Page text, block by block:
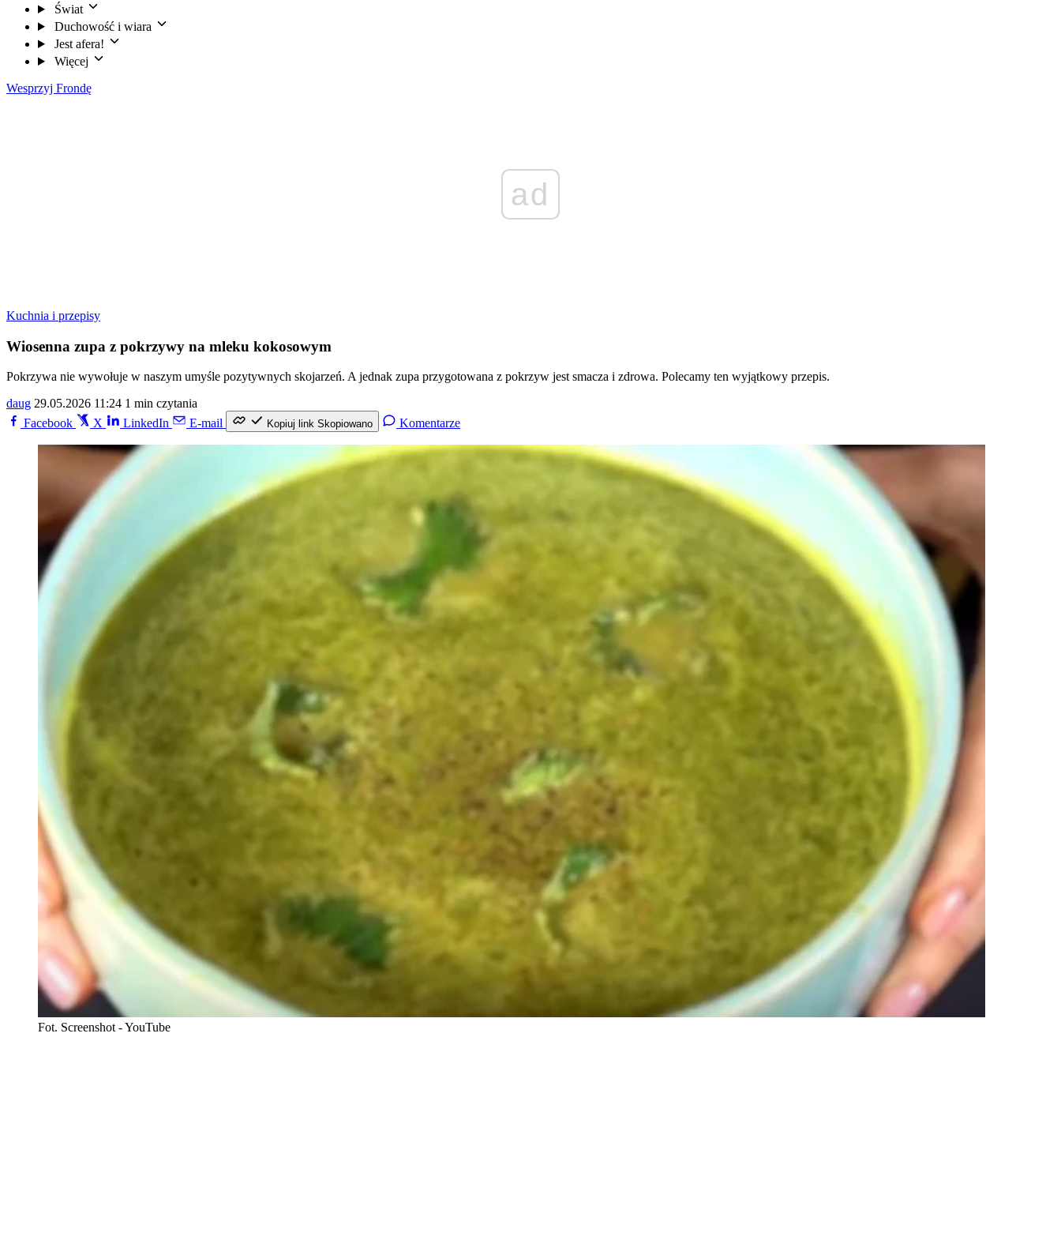
Świat
Duchowość i wiara
Jest afera!
Więcej
Wesprzyj Frondę
ad
Kuchnia i przepisy
Wiosenna zupa z pokrzywy na mleku kokosowym
Pokrzywa nie wywołuje w naszym umyśle pozytywnych skojarzeń. A jednak zupa przygotowana z pokrzyw jest smacza i zdrowa. Polecamy ten wyjątkowy przepis.
daug 29.05.2026 11:24 1 min czytania
Facebook
X LinkedIn E-mail Kopiuj link Skopiowano Komentarze
Fot. Screenshot - YouTube